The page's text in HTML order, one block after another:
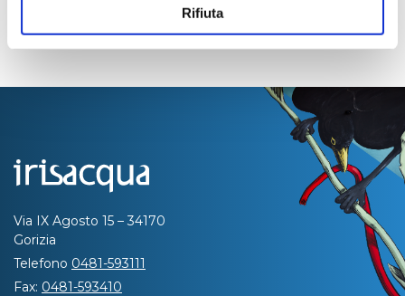
Rifiuta
Via IX Agosto 15 – 34170
Gorizia
Telefono 0481-593111
Fax: 0481-593410